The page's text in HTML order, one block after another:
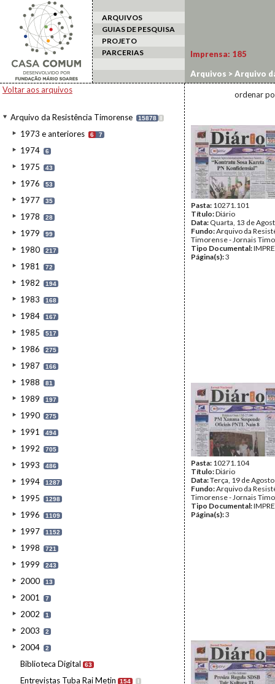
ARQUIVOS
GUIAS DE PESQUISA
PROJETO
PARCERIAS
Voltar aos arquivos
Arquivo da Resistência Timorense 15878 I
1973 e anteriores 6 7
1974 6
1975 43
1976 53
1977 35
1978 28
1979 99
1980 217
1981 72
1982 194
1983 168
1984 167
1985 517
1986 275
1987 166
1988 81
1989 197
1990 275
1991 494
1992 705
1993 486
1994 1287
1995 1298
1996 1109
1997 1152
1998 721
1999 243
2000 13
2001 7
2002 1
2003 2
2004 2
Biblioteca Digital 63
Entrevistas Tuba Rai Metin 154 I
Imprensa: 185
Arquivos >Arquivo
ordenar
Pasta: 10271.101
Título:Diário
Data: Quarta, 13 de
Fundo:Arquivo da
Timorense - Jornais
Tipo Documental:
Página(s):3
Pasta: 10271.104
Título:Diário
Data:Terça, 19 de
Fundo:Arquivo da
Timorense - Jornais
Tipo Documental:
Página(s):3